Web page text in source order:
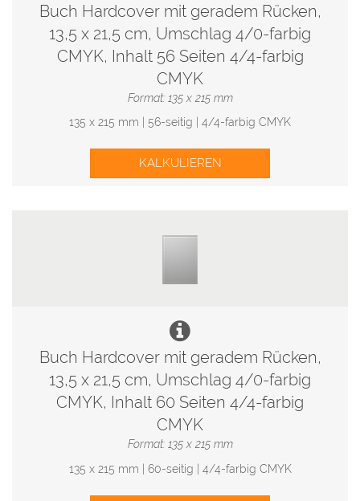
Buch Hardcover mit geradem Rücken,
13,5 x 21,5 cm, Umschlag 4/0-farbig
CMYK, Inhalt 56 Seiten 4/4-farbig
CMYK
Format: 135 x 215 mm
135 x 215 mm | 56-seitig | 4/4-farbig CMYK
KALKULIEREN
Buch Hardcover mit geradem Rücken,
13,5 x 21,5 cm, Umschlag 4/0-farbig
CMYK, Inhalt 60 Seiten 4/4-farbig
CMYK
Format: 135 x 215 mm
135 x 215 mm | 60-seitig | 4/4-farbig CMYK